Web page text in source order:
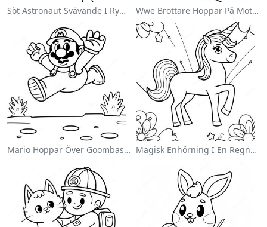
Söt Astronaut Svävande I Rymden Målarbild Wwe Brottare Hoppar På Motståndare Målarbild
Mario Hoppar Över Goombas Målarbild Magisk Enhörning I En Regnbåge Målarbild